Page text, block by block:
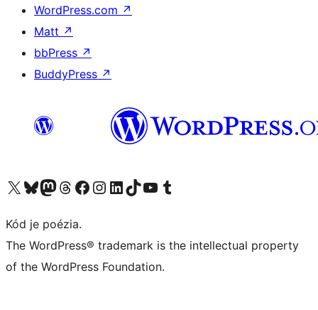
WordPress.com ↗
Matt ↗
bbPress ↗
BuddyPress ↗
Navštívte náš účet na X (predtým Twitter)
Navštívte náš účet na platforme Bluesky
Navštívte náš účet na Mastodone
Navštívte náš účet na platforme Threads
Navštívte našu stránku na Facebooku
Navštívte náš účet Instagram
Navštívte náš účet LinkedIn
Navštívte náš účet na platforme TikTok
Navštívte náš kanál YouTube
Navštívte náš účet na platforme Tumblr
Kód je poézia.
The WordPress® trademark is the intellectual property
of the WordPress Foundation.